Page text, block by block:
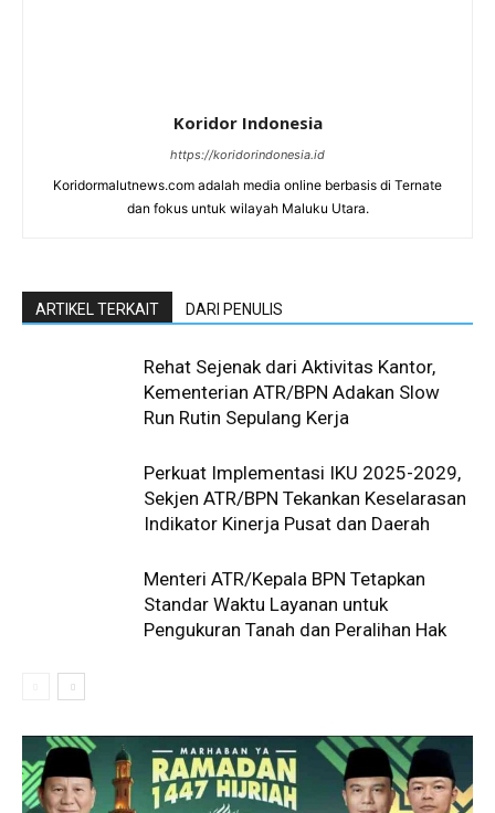
Koridor Indonesia
https://koridorindonesia.id
Koridormalutnews.com adalah media online berbasis di Ternate
dan fokus untuk wilayah Maluku Utara.
ARTIKEL TERKAIT DARI PENULIS
Rehat Sejenak dari Aktivitas Kantor,
Kementerian ATR/BPN Adakan Slow
Run Rutin Sepulang Kerja ‎
Perkuat Implementasi IKU 2025-2029,
Sekjen ATR/BPN Tekankan Keselarasan
Indikator Kinerja Pusat dan Daerah
Menteri ATR/Kepala BPN Tetapkan
Standar Waktu Layanan untuk
Pengukuran Tanah dan Peralihan Hak